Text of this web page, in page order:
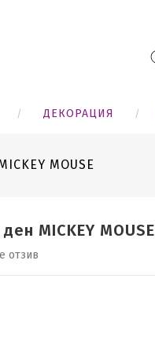
ДЕКОРАЦИЯ
MOUSE
MICKEY MOUSE
отзив